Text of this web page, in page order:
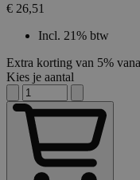
€ 26,51
Incl. 21% btw
Extra korting van 5%
Kies je aantal